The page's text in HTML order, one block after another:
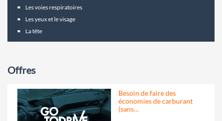
Les voies respiratoires
Les yeux et le visage
La tête
Offres
Besoin de faire des
économies de carburant
(sans…